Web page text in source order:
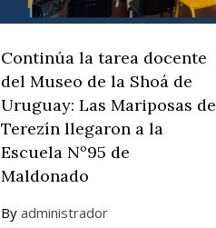
Continúa la tarea docente
del Museo de la Shoá de
Uruguay: Las Mariposas de
Terezín llegaron a la
Escuela Nº95 de
Maldonado
By administrador